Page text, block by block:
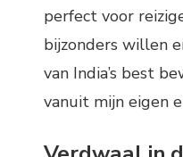
perfect voor
bijzonders willen
van India’s best
vanuit mijn eigen